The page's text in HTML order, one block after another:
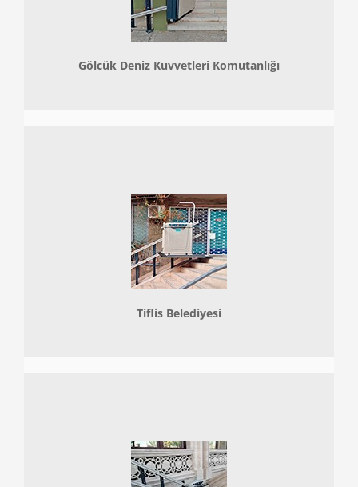
Gölcük Deniz Kuvvetleri Komutanlığı
Tiflis Belediyesi